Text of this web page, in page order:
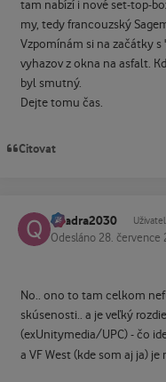
tam nabízí i nové set-top-
my, tedy francouzský
Vzpomínám si na začátky
vyhazov z okna na asfalt.
byl smutný.
Dejte tomu čas.
Citovat
quadra2030 Uživatel
Odesláno 28. července
No.. ono to tam celkom
skúsenosti.. a je veľký
(exUnitymedia/UPC) - čo
a VF West (kde som aj ja)